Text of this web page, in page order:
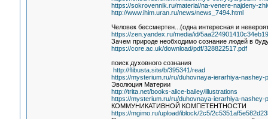
https://sokrovennik.ru/material/na-venere-najdeny-
http://www.ihim.uran.ru/news/news_7494.html
Человек бессмертен...(одна интересная и
https://zen.yandex.ru/media/id/
Зачем природе необходимо сознание людей в
https://core.ac.uk/download/pdf/328822517.pdf
поиск духовного сознания
http://flibusta.site/b/395341/read
https://mysterium.ru/ru/duhovnaya-ierarhiya-nashey-
Эволюция Материи
http://trita.net/books-alice-bailey/illustrations
https://mysterium.ru/ru/duhovnaya-ierarhiya-nashey-
КОММУНИКАТИВНОЙ КОМПЕТЕНТНОСТИ
https://mgimo.ru/upload/iblock/2c5/